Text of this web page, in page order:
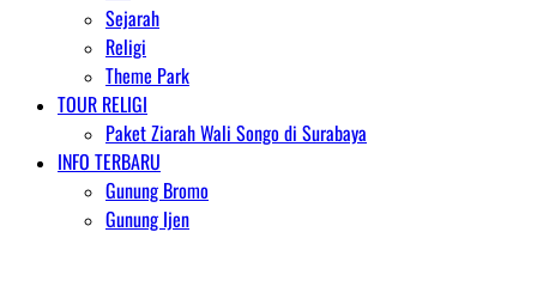
Sejarah
Religi
Theme Park
TOUR RELIGI
Paket Ziarah Wali Songo di Surabaya
INFO TERBARU
Gunung Bromo
Gunung Ijen